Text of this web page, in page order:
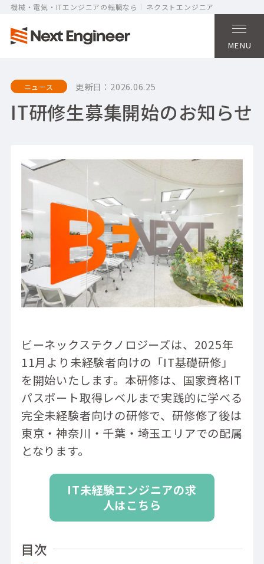
機械・電気・ITエンジニアの転職なら ネクストエンジニア
MENU
ニュース 更新日： 2026.06.25
IT研修生募集開始のお知らせ
ビーネックステクノロジーズは、2025年
11月より未経験者向けの「IT基礎研修」
を開始いたします。本研修は、国家資格IT
パスポート取得レベルまで実践的に学べる
完全未経験者向けの研修で、研修修了後は
東京・神奈川・千葉・埼玉エリアでの配属
となります。
IT未経験エンジニアの求
人はこちら
目次